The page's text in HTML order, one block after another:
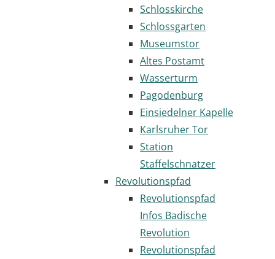
Schlosskirche
Schlossgarten
Museumstor
Altes Postamt
Wasserturm
Pagodenburg
Einsiedelner Kapelle
Karlsruher Tor
Station
Staffelschnatzer
Revolutionspfad
Revolutionspfad
Infos Badische
Revolution
Revolutionspfad